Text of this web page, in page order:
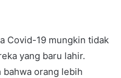
Covid-19 mungkin tidak
yang baru lahir.
bahwa orang lebih